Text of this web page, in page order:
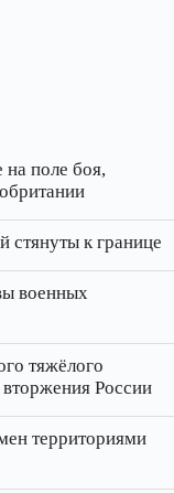
на поле боя,
стянуты к границе
военных
тяжёлого
России
территориями